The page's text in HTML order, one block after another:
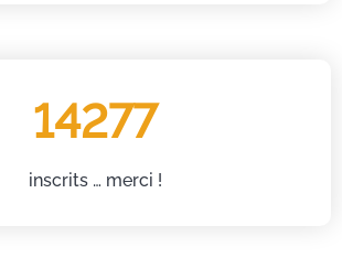
14277
inscrits … merci !